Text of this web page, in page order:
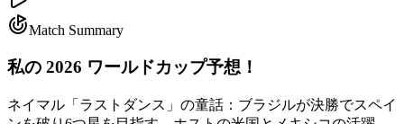
Match Summary
私の 2026 ワールドカップ予想！
ネイマル「ラストダンス」の童話：ブラジルが決勝でスペイ